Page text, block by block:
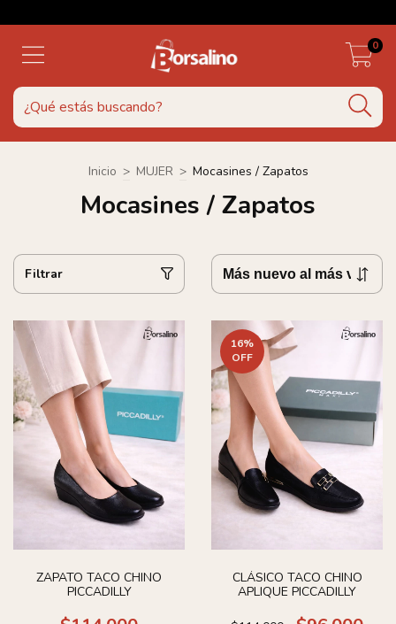
0
Inicio > MUJER > Mocasines / Zapatos
Mocasines / Zapatos
Filtrar
ZAPATO TACO CHINO
PICCADILLY
16%
OFF
CLÁSICO TACO CHINO
APLIQUE PICCADILLY